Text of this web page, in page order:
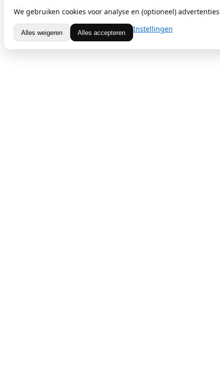
We gebruiken cookies voor analyse en (optioneel)
Alles weigeren Alles accepteren Instellingen